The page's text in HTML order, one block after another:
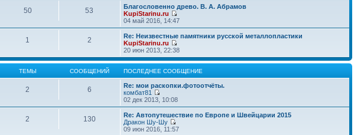
50 53
Благословенно древо. В. А. Абрамов
KupiStarinu.ru
04 май 2016, 14:47
1 2
Re: Неизвестные памятники русской металлопластики
KupiStarinu.ru
20 июн 2013, 22:38
ТЕМЫ СООБЩЕНИЙ ПОСЛЕДНЕЕ СООБЩЕНИЕ
2 6
Re: мои раскопки.фотоотчёты.
комбат81
02 дек 2013, 10:08
2 130
Re: Автопутешествие по Европе и Швейцарии 2015
Дракон Шу-Шу
09 июн 2016, 11:57